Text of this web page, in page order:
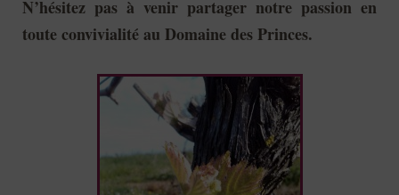
N’hésitez pas à venir partager notre passion en
toute convivialité au Domaine des Princes.